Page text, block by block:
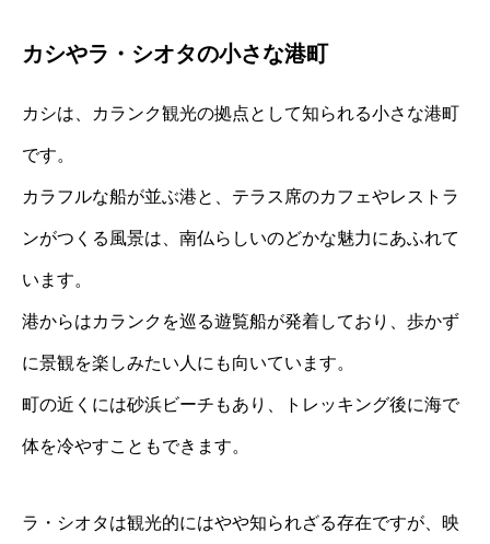
カシやラ・シオタの小さな港町
カシは、カランク観光の拠点として知られる小さな港町
です。
カラフルな船が並ぶ港と、テラス席のカフェやレストラ
ンがつくる風景は、南仏らしいのどかな魅力にあふれて
います。
港からはカランクを巡る遊覧船が発着しており、歩かず
に景観を楽しみたい人にも向いています。
町の近くには砂浜ビーチもあり、トレッキング後に海で
体を冷やすこともできます。
ラ・シオタは観光的にはやや知られざる存在ですが、映